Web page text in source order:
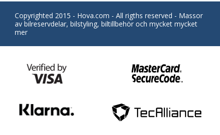
Copyrighted 2015 - Hova.com - All rigths reserved - Massor
av bilreservdelar, bilstyling, biltillbehör och mycket mycket
mer